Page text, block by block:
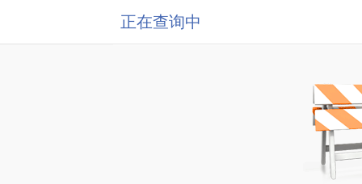
正在查询中